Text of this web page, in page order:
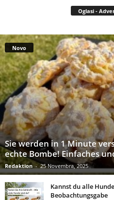
Oglasi -
Novo
Sie werden in 1 Minute
echte Bombe! Einfaches
Redaktion - 25 Novembra, 2025
Kannst du alle
Beobachtungsgabe